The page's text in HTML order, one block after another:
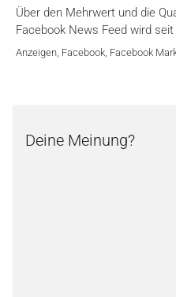
Über den Mehrwert und die
Facebook News Feed wird
Anzeigen Facebook Facebook
Deine Meinung?